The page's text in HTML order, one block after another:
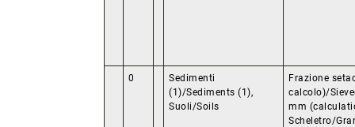
0
Sedimenti
(1)/Sediments (1),
Suoli/Soils
Frazione
calcolo)/
mm
Scheletro/